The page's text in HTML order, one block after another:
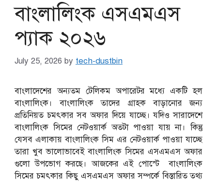
বাংলালিংক এসএমএস
প্যাক ২০২৬
July 25, 2026 by tech-dustbin
বাংলাদেশের অন্যতম টেলিকম অপারেটর মধ্যে একটি হল
বাংলালিংক। বাংলালিংক তাদের গ্রাহক বাড়ানোর জন্য
প্রতিনিয়ত চমৎকার সব অফার দিয়ে যাচ্ছে। যদিও সারাদেশে
বাংলালিংক সিমের নেটওয়ার্ক অতটা পাওয়া যায় না। কিন্তু
যেসব এলাকায় বাংলালিংক সিম এর নেটওয়ার্ক পাওয়া যাচ্ছে
তারা খুব ভালোভাবেই বাংলালিংক সিমের এসএমএস অফার
গুলো উপভোগ করছে। আজকের এই পোস্টে বাংলালিংক
সিমের চমৎকার কিছু এসএমএস অফার সম্পর্কে বিস্তারিত তথ্য